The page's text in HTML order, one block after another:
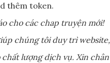
thêm token.
cho các chap truyện mới!
chúng tôi duy trì website,
lượng dịch vụ. Xin chân